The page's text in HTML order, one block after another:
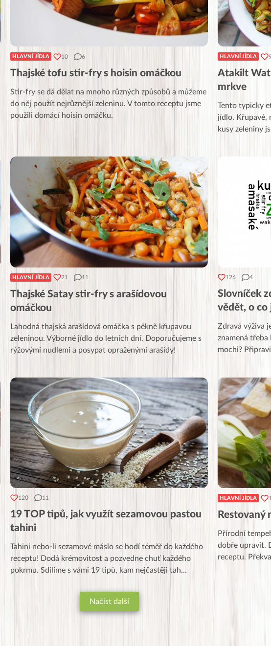
HLAVNÍ JÍDLA 10 6
Thajské tofu stir-fry s hoisin omáčkou
Stir-fry se dá dělat na mnoho různých způsobů a můžeme
do něj použít nejrůznější zeleninu. V tomto receptu jsme
použili domácí hoisin omáčku.
HLAVNÍ JÍDLA 9
Atakilt Wat
mrkve
Tento typicky
jídlo. Křupavé,
kusy zeleniny
HLAVNÍ JÍDLA 21 11
Thajské Satay stir-fry s arašídovou
omáčkou
Lahodná thajská arašídová omáčka s pěkně křupavou
zeleninou. Výborné jídlo do letních dní. Doporučujeme s
rýžovými nudlemi a posypat opraženými arašídy!
126 4
Slovníček
vědět, o co
Zdravá výživa
znamená třeba
mochi?
120 11
19 TOP tipů, jak využít sezamovou pastou
tahini
Tahini nebo-li sezamové máslo se hodí téměř do každého
receptu! Dodá krémovitost a pozvedne chuť každého
pokrmu. Sdílíme s vámi 19 tipů, kam nejčastěji tah...
HLAVNÍ JÍDLA
Restovaný
Přírodní
dobře upravit.
receptu.
Načíst další